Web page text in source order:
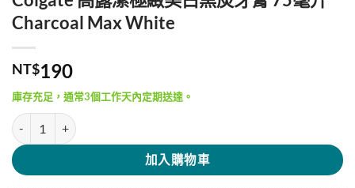
Charcoal Max White
NT$190
庫存充足，通常3個工作天內定期送達。
Colgate 高露潔極緻美白黑炭牙膏 75毫升 Charcoal Max White 數量
加入購物車